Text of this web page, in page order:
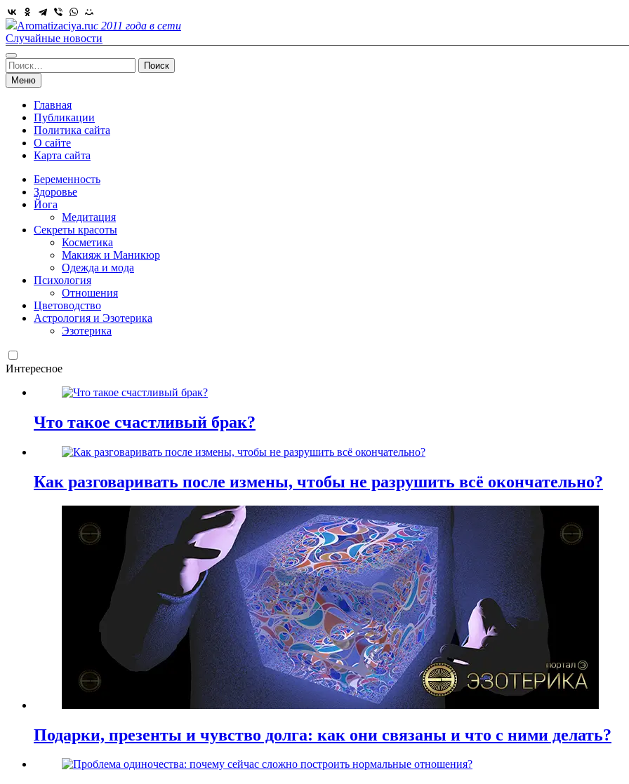
Skip
to
content
Aromatizaciya.ruс 2011 года в сети
Случайные новости
Найти:
Меню
Главная
Публикации
Политика сайта
О сайте
Карта сайта
Беременность
Здоровье
Йога
Медитация
Секреты красоты
Косметика
Макияж и Маникюр
Одежда и мода
Психология
Отношения
Цветоводство
Астрология и Эзотерика
Эзотерика
Интересное
Что такое счастливый брак?
Как разговаривать после измены, чтобы не разрушить всё окончательно?
Подарки, презенты и чувство долга: как они связаны и что с ними делать?